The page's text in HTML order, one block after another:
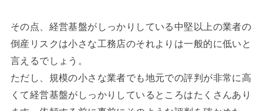
その点、経営基盤がしっかりしている中堅以上の業者の
倒産リスクは小さな工務店のそれよりは一般的に低いと
言えるでしょう。
ただし、規模の小さな業者でも地元での評判が非常に高
くて経営基盤がしっかりしているところはたくさんあり